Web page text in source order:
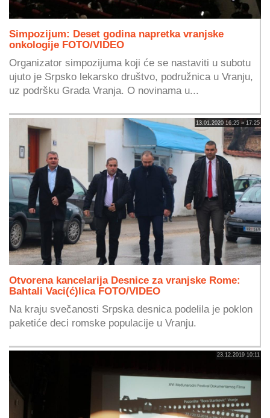
Simpozijum: Deset godina napretka vranjske
onkologije FOTO/VIDEO
Organizator simpozijuma koji će se nastaviti u subotu
ujuto je Srpsko lekarsko društvo, podružnica u Vranju,
uz podršku Grada Vranja. O novinama u...
13.01.2020 16:25 » 17:25
Otvorena kancelarija Desnice za vranjske Rome:
Bahtali Vaci(ć)lica FOTO/VIDEO
Na kraju svečanosti Srpska desnica podelila je poklon
paketiće deci romske populacije u Vranju.
23.12.2019 10:11